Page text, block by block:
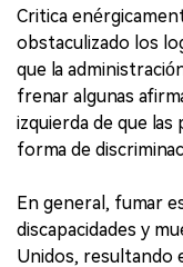
Critica
obstaculizado los
que la
frenar algunas
izquierda de que
forma de
En general, fumar
discapacidades y
Unidos, resultando